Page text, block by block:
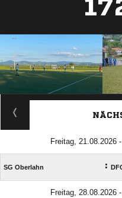
Freitag, 21.08.2026
SG Oberlahn :
Freitag, 28.08.2026